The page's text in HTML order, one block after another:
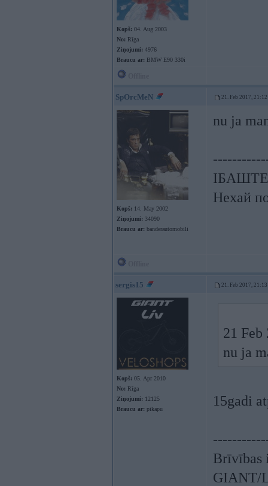
Kopš: 04. Aug 2003
No: Rīga
Ziņojumi: 4976
Braucu ar: BMW E90 330i
SpOrcMeN 21. Feb 2017, 21:12
Kopš: 14. May 2002
Ziņojumi: 34090
Braucu ar: banderautomobili
nu ja
Нехай
sergis15 21. Feb 2017, 21:13
Kopš: 05. Apr 2010
No: Rīga
Ziņojumi: 12125
Braucu ar: pikapu
21
nu ja
15gadi
Brīvības
GIANT/